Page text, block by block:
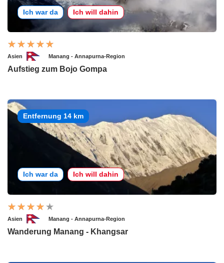
Ich war da Ich will dahin
Asien Manang - Annapurna-Region
Aufstieg zum Bojo Gompa
Entfernung 14 km
Ich war da Ich will dahin
Asien Manang - Annapurna-Region
Wanderung Manang - Khangsar